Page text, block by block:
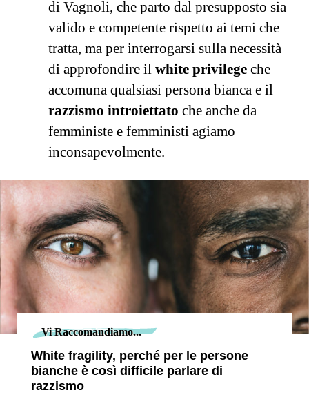
di Vagnoli, che parto dal presupposto sia
valido e competente rispetto ai temi che
tratta, ma per interrogarsi sulla necessità
di approfondire il white privilege che
accomuna qualsiasi persona bianca e il
razzismo introiettato che anche da
femministe e femministi agiamo
inconsapevolmente.
Vi Raccomandiamo...
White fragility, perché per le persone
bianche è così difficile parlare di
razzismo